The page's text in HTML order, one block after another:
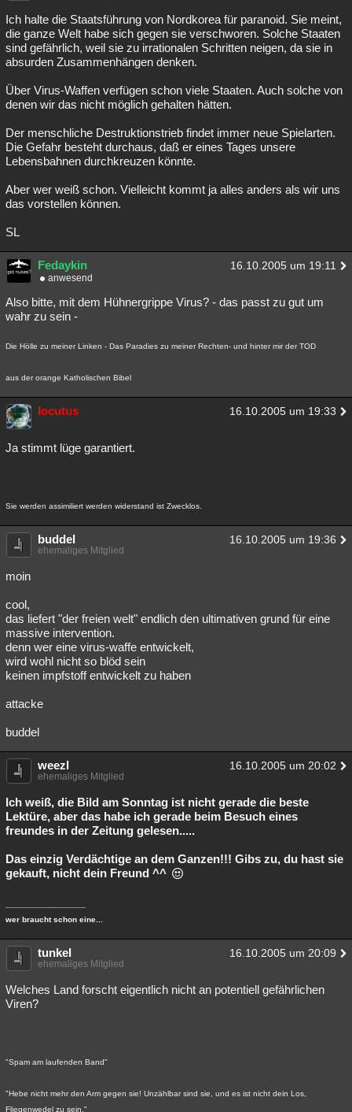
Ich halte die Staatsführung von Nordkorea für paranoid. Sie meint,
die ganze Welt habe sich gegen sie verschworen. Solche Staaten
sind gefährlich, weil sie zu irrationalen Schritten neigen, da sie in
absurden Zusammenhängen denken.
Über Virus-Waffen verfügen schon viele Staaten. Auch solche von
denen wir das nicht möglich gehalten hätten.
Der menschliche Destruktionstrieb findet immer neue Spielarten.
Die Gefahr besteht durchaus, daß er eines Tages unsere
Lebensbahnen durchkreuzen könnte.
Aber wer weiß schon. Vielleicht kommt ja alles anders als wir uns
das vorstellen können.
SL
Fedaykin 16.10.2005 um 19:11
anwesend
Also bitte, mit dem Hühnergrippe Virus? - das passt zu gut um
wahr zu sein -
Die Hölle zu meiner Linken - Das Paradies zu meiner Rechten- und hinter mir der TOD
aus der orange Katholischen Bibel
locutus 16.10.2005 um 19:33
Ja stimmt lüge garantiert.
Sie werden assimiliert werden widerstand ist Zwecklos.
buddel 16.10.2005 um 19:36
ehemaliges Mitglied
moin
cool,
das liefert "der freien welt" endlich den ultimativen grund für eine
massive intervention.
denn wer eine virus-waffe entwickelt,
wird wohl nicht so blöd sein
keinen impfstoff entwickelt zu haben
attacke
buddel
weezl 16.10.2005 um 20:02
ehemaliges Mitglied
Ich weiß, die Bild am Sonntag ist nicht gerade die beste
Lektüre, aber das habe ich gerade beim Besuch eines
freundes in der Zeitung gelesen.....
Das einzig Verdächtige an dem Ganzen!!! Gibs zu, du hast sie
gekauft, nicht dein Freund ^^
wer braucht schon eine...
tunkel 16.10.2005 um 20:09
ehemaliges Mitglied
Welches Land forscht eigentlich nicht an potentiell gefährlichen
Viren?
"Spam am laufenden Band"
"Hebe nicht mehr den Arm gegen sie! Unzählbar sind sie, und es ist nicht dein Los,
Fliegenwedel zu sein."